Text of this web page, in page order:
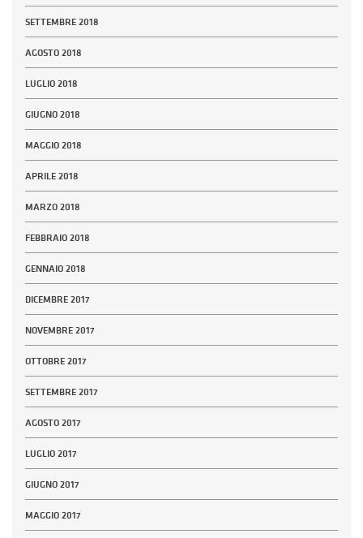
SETTEMBRE 2018
AGOSTO 2018
LUGLIO 2018
GIUGNO 2018
MAGGIO 2018
APRILE 2018
MARZO 2018
FEBBRAIO 2018
GENNAIO 2018
DICEMBRE 2017
NOVEMBRE 2017
OTTOBRE 2017
SETTEMBRE 2017
AGOSTO 2017
LUGLIO 2017
GIUGNO 2017
MAGGIO 2017